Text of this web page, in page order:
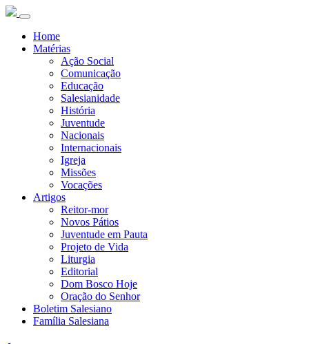
Home
Matérias
Ação Social
Comunicação
Educação
Salesianidade
História
Juventude
Nacionais
Internacionais
Igreja
Missões
Vocações
Artigos
Reitor-mor
Novos Pátios
Juventude em Pauta
Projeto de Vida
Liturgia
Editorial
Dom Bosco Hoje
Oração do Senhor
Boletim Salesiano
Família Salesiana